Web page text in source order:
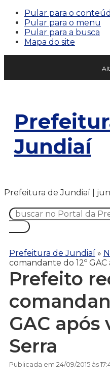
Pular para o
Pular para o menu
Pular para a busca
Mapa do site
Jundiaí
Prefeitura de Jundiaí |
Prefeitura de Jundiaí »
comandante do 12º
Prefeito
GAC após
Serra
Publicada em 24/09/2015 às